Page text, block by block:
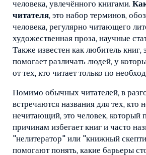
человека, увлечённого книгами.
читателя, это набор терминов,
человека, регулярно читающего
художественная проза, научные
Также известен как любитель книг,
помогает различать людей, у
от тех, кто читает только по
Помимо обычных читателей, в
встречаются названия для тех, кто
нечитающий, это человек, который
причинам избегает книг и часто
"нелитератор" или "книжный
помогают понять, какие барьеры